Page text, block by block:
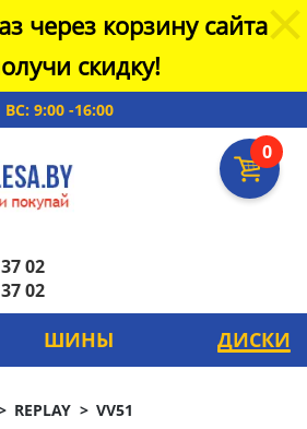
через корзину сайта
скидку!
ВС: 9:00 -16:00
0
02
02
ШИНЫ ДИСКИ
REPLAY VV51